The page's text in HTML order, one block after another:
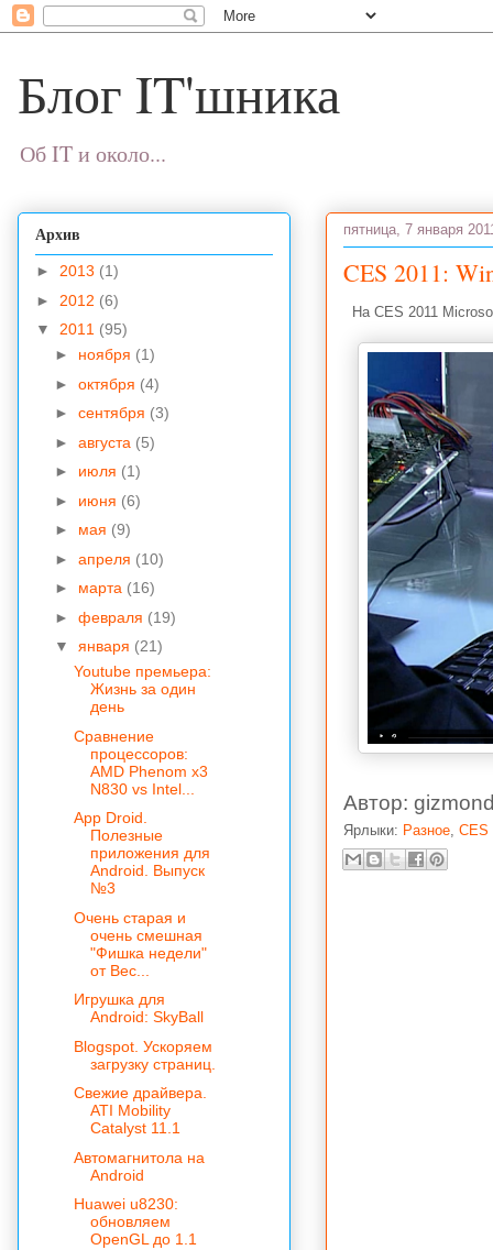
Блог IT'шника
Об IT и около...
пятница, 7 января
CES 2011:
На CES 2011
Автор:
Ярлыки: Разное CES
Архив
► 2013 (1)
► 2012 (6)
▼ 2011 (95)
► ноября (1)
► октября (4)
► сентября (3)
► августа (5)
► июля (1)
► июня (6)
► мая (9)
► апреля (10)
► марта (16)
► февраля (19)
▼ января (21)
Youtube премьера:
Жизнь за один
день
Сравнение
процессоров:
AMD Phenom x3
N830 vs Intel...
App Droid.
Полезные
приложения для
Android. Выпуск
№3
Очень старая и
очень смешная
"Фишка недели"
от Вес...
Игрушка для
Android: SkyBall
Blogspot. Ускоряем
загрузку страниц.
Cвежие драйвера.
ATI Mobility
Catalyst 11.1
Автомагнитола на
Android
Huawei u8230:
обновляем
OpenGL до 1.1